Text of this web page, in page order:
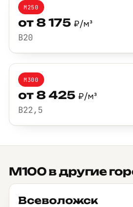
М250
от 8 175 ₽/м³
B20
М300
от 8 425 ₽/м³
B22,5
М100 в другие
Всеволожск